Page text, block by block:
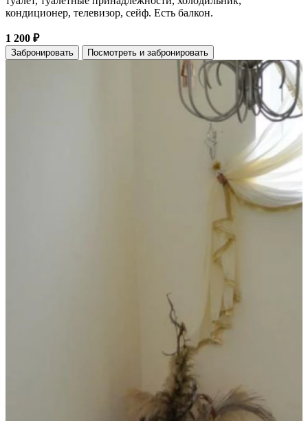
кондиционер, телевизор, сейф. Есть балкон.
1 200 ₽
Забронировать Посмотреть и забронировать